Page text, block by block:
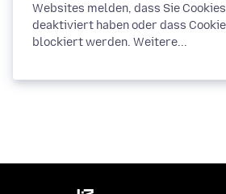
Websites melden, dass Sie Cookies
deaktiviert haben oder dass
blockiert werden. Weitere...